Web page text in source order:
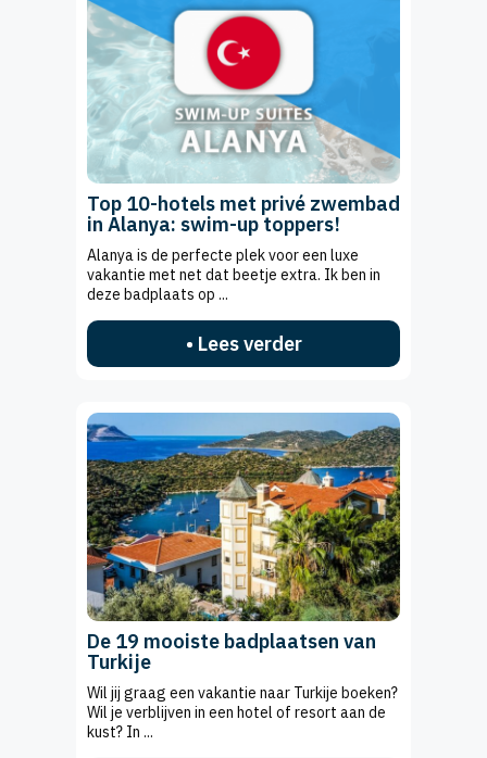
Top 10-hotels met privé zwembad
in Alanya: swim-up toppers!
Alanya is de perfecte plek voor een luxe
vakantie met net dat beetje extra. Ik ben in
deze badplaats op ...
• Lees verder
De 19 mooiste badplaatsen van
Turkije
Wil jij graag een vakantie naar Turkije boeken?
Wil je verblijven in een hotel of resort aan de
kust? In ...